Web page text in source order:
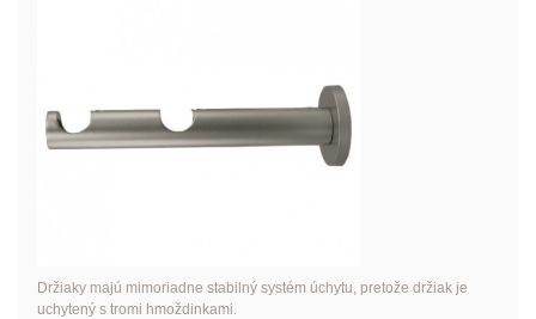
Držiaky majú mimoriadne stabilný systém úchytu, pretože držiak je
uchytený s tromi hmoždinkami.